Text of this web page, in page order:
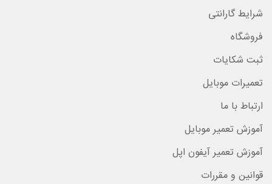
شرایط گارانتی
فروشگاه
ثبت شکایات
تعمیرات موبایل
ارتباط با ما
آموزش تعمیر موبایل
آموزش تعمیر آیفون اپل
قوانین و مقررات